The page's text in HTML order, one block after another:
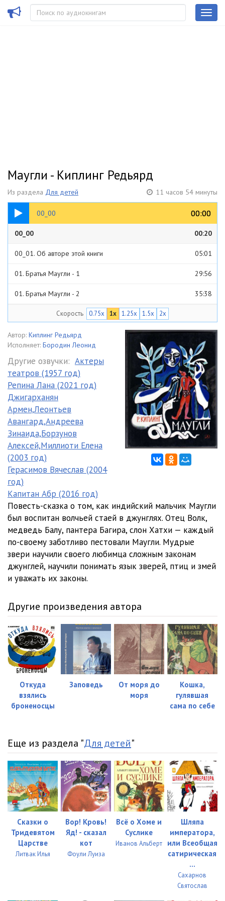
Маугли - Киплинг Редьярд
Из раздела Для детей 11 часов 54 минуты
00_00 00:00
00:00
00:20
00_00 00:20
00_01. Об авторе этой книги 05:01
01. Братья Маугли - 1 29:56
01. Братья Маугли - 2 35:38
02. Охота Каа - 1
02. Охота Каа - 2 36:38
49:16
04. Как Страх пришел в джунгли 51:40
05. Нашествие джунглей-1 37:49
05. Нашествие джунглей-2 34:49
06. Княжеский анкас 55:10
07. Дикие собаки - 1
07. Дикие собаки - 2
08. Весенний бег
Скорость 0.75x 1x 1.25x 1.5x 2x
Автор: Киплинг Редьярд
Исполняет: Бородин Леонид
Другие озвучки: Актеры
театров (1957 год)
Репина Лана (2021 год)
Джигарханян
Армен,Леонтьев
Авангард,Андреева
Зинаида,Борзунов
Алексей,Миллиоти Елена
(2003 год)
Герасимов Вячеслав (2004
год)
Капитан Абр (2016 год)
Повесть-сказка о том, как индийский мальчик Маугли
был воспитан волчьей стаей в джунглях. Отец Волк,
медведь Балу, пантера Багира, слон Хатхи — каждый
по-своему заботливо пестовали Маугли. Мудрые
звери научили своего любимца сложным законам
джунглей, научили понимать язык зверей, птиц и змей
и уважать их законы.
Другие произведения автора
Откуда
взялись
броненосцы
Заповедь
От моря до
моря
Кошка,
гулявшая
сама по себе
Еще из раздела "Для детей"
Сказки о
Тридевятом
Царстве
Литвак Илья
Вор! Кровь!
Яд! - сказал
кот
Фоули Луиза
Всё о Хоме и
Суслике
Иванов Альберт
Шляпа
императора,
или Всеобщая
сатирическая
...
Сахарнов
Святослав